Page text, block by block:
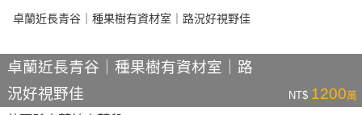
卓蘭近長青谷｜種果樹有資材室｜路
況好視野佳
NT$ 1200萬